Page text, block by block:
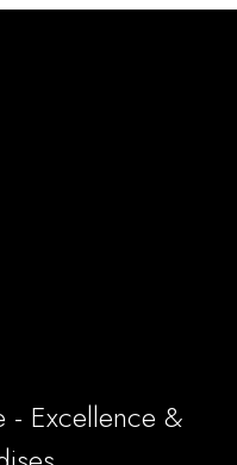
- Excellence &